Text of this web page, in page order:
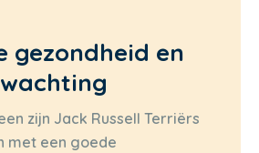
gezondheid en
zijn Jack Russell Terriërs
met een goede